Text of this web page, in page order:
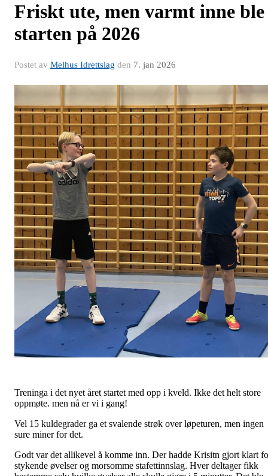
Friskt ute, men varmt inne ble
starten på 2026
Postet av Melhus Idrettslag den 7. jan 2026
Treninga i det nyet året startet med opp i kveld. Ikke det helt store
oppmøte. men nå er vi i gang!
Vel 15 kuldegrader ga et svalende strøk over løpeturen, men ingen
sure miner for det.
Godt var det allikevel å komme inn. Der hadde Krisitn gjort klart
stykende øvelser og morsomme stafettinnslag. Hver deltager fikk